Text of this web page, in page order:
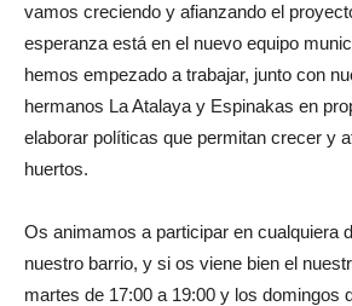
vamos creciendo y afianzando el
esperanza está en el nuevo equipo
hemos empezado a trabajar, junto con
hermanos La Atalaya y Espinakas en
elaborar políticas que permitan crecer y
huertos.
Os animamos a participar en cualquiera
nuestro barrio, y si os viene bien el
martes de 17:00 a 19:00 y los domingos